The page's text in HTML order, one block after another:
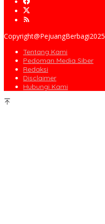
Copyright@PejuangBerbagi2025
Tentang Kami
Pedoman Media Siber
Redaksi
Disclaimer
Hubungi Kami